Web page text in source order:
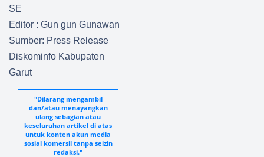
SE
Editor : Gun gun Gunawan
Sumber: Press Release
Diskominfo Kabupaten
Garut
"Dilarang mengambil
dan/atau menayangkan
ulang sebagian atau
keseluruhan artikel di atas
untuk konten akun media
sosial komersil tanpa seizin
redaksi."